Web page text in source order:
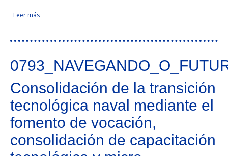
Leer más
Consolidación de la transición
tecnológica naval mediante el
fomento de vocación,
consolidación de capacitación